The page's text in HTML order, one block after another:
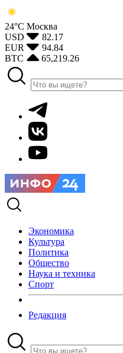
24°С Москва
USD
82.17
EUR
94.84
BTC
65,219.26
Экономика
Культура
Политика
Общество
Наука и техника
Спорт
Редакция